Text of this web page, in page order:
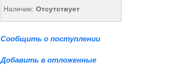
Наличие: Отсутствует
Сообщить о поступлении
Добавить в отложенные